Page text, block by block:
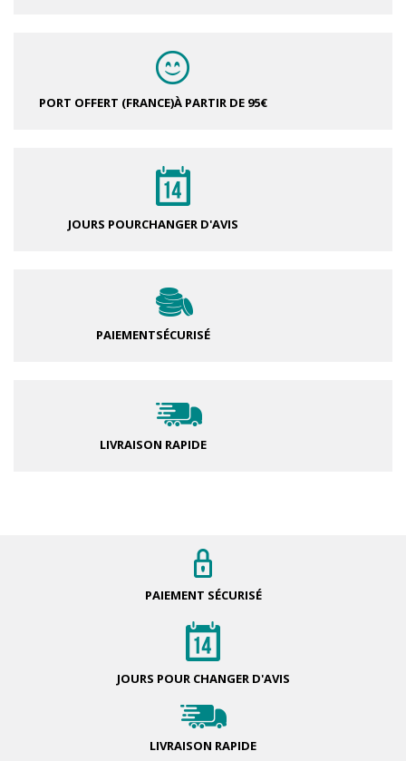
PORT OFFERT (FRANCE)À PARTIR DE 95€
JOURS POURCHANGER D'AVIS
PAIEMENTSÉCURISÉ
LIVRAISON RAPIDE
PAIEMENT SÉCURISÉ
JOURS POUR CHANGER D'AVIS
LIVRAISON RAPIDE